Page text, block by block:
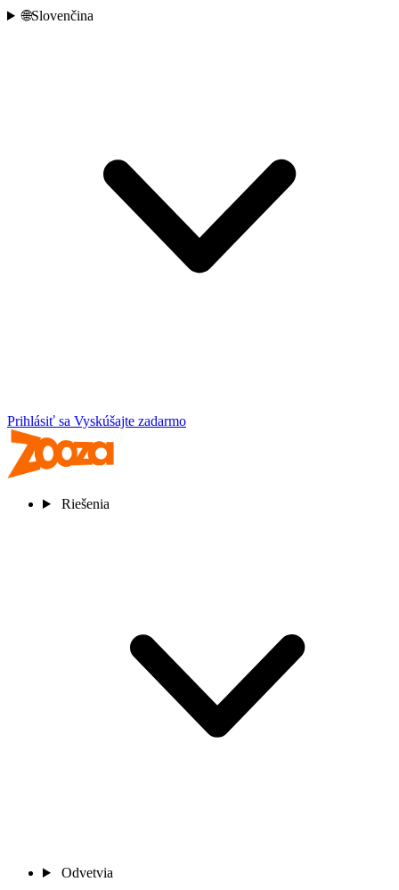
🌐Slovenčina
Prihlásiť sa Vyskúšajte zadarmo
Riešenia
Odvetvia